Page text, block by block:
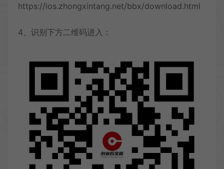
https://ios.zhongxintang.net/bbx/download.html
4、识别下方二维码进入：